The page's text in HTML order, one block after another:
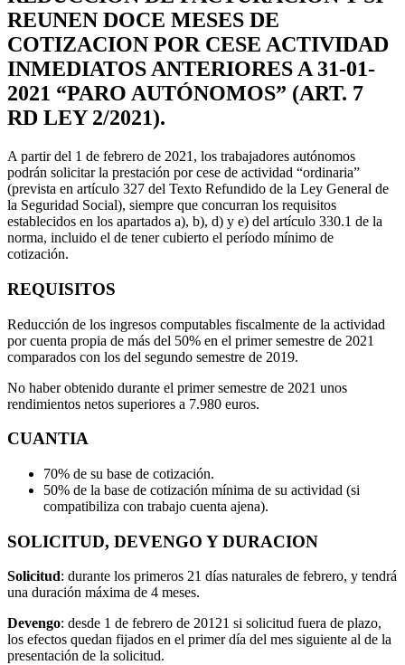
REUNEN DOCE MESES DE
COTIZACION POR CESE ACTIVIDAD
INMEDIATOS ANTERIORES A 31-01-
2021 “PARO AUTÓNOMOS” (ART. 7
RD LEY 2/2021).
A partir del 1 de febrero de 2021, los trabajadores autónomos
podrán solicitar la prestación por cese de actividad “ordinaria”
(prevista en artículo 327 del Texto Refundido de la Ley General de
la Seguridad Social), siempre que concurran los requisitos
establecidos en los apartados a), b), d) y e) del artículo 330.1 de la
norma, incluido el de tener cubierto el período mínimo de
cotización.
REQUISITOS
Reducción de los ingresos computables fiscalmente de la actividad
por cuenta propia de más del 50% en el primer semestre de 2021
comparados con los del segundo semestre de 2019.
No haber obtenido durante el primer semestre de 2021 unos
rendimientos netos superiores a 7.980 euros.
CUANTIA
70% de su base de cotización.
50% de la base de cotización mínima de su actividad (si
compatibiliza con trabajo cuenta ajena).
SOLICITUD, DEVENGO Y DURACION
Solicitud: durante los primeros 21 días naturales de febrero, y tendrá
una duración máxima de 4 meses.
Devengo: desde 1 de febrero de 20121 si solicitud fuera de plazo,
los efectos quedan fijados en el primer día del mes siguiente al de la
presentación de la solicitud.